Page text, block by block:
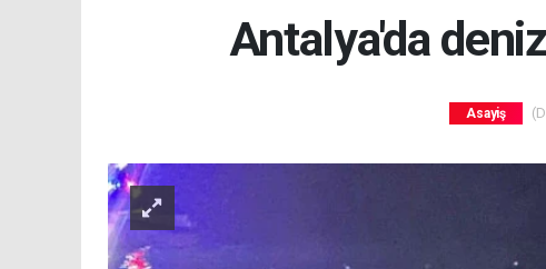
Antalya'da
Asayiş